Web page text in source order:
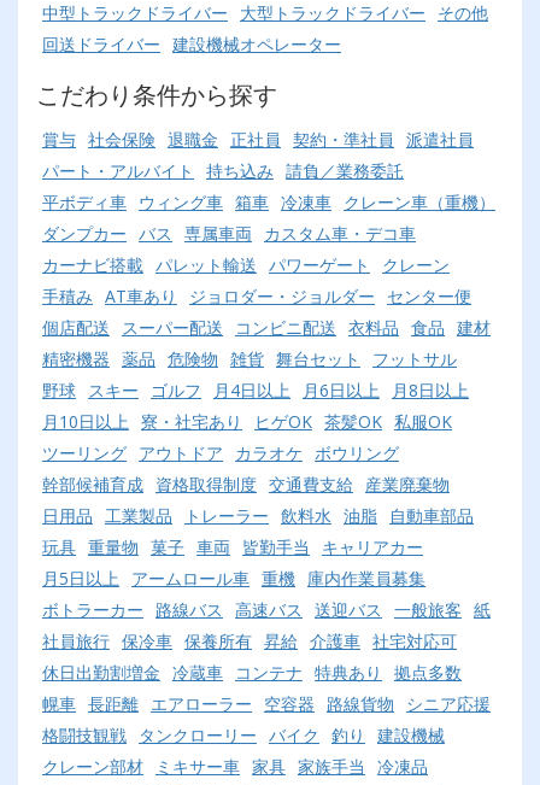
中型トラックドライバー 大型トラックドライバー
その他
回送ドライバー 建設機械オペレーター
こだわり条件から探す
賞与 社会保険 退職金 正社員 契約・準社員
派遣社員
パート・アルバイト
持ち込み 請負／業務委託
平ボディ車 ウィング車 箱車 冷凍車 クレーン車（重機）
ダンプカー バス 専属車両
カスタム車・デコ車
カーナビ搭載 パレット輸送 パワーゲート
クレーン
手積み AT車あり ジョロダー・ジョルダー
センター便
個店配送
スーパー配送 コンビニ配送 衣料品 食品 建材
精密機器 薬品 危険物 雑貨 舞台セット
フットサル
野球 スキー ゴルフ 月4日以上 月6日以上
月8日以上
月10日以上 寮・社宅あり ヒゲOK 茶髪OK 私服OK
ツーリング アウトドア カラオケ ボウリング
幹部候補育成 資格取得制度 交通費支給
産業廃棄物
日用品 工業製品 トレーラー 飲料水 油脂
自動車部品
玩具 重量物 菓子 車両 皆勤手当
キャリアカー
月5日以上 アームロール車 重機 庫内作業員募集
ボトラーカー
路線バス 高速バス 送迎バス 一般旅客 紙
社員旅行 保冷車 保養所有 昇給 介護車 社宅対応可
休日出勤割増金 冷蔵車 コンテナ 特典あり
拠点多数
幌車 長距離 エアローラー 空容器 路線貨物
シニア応援
格闘技観戦
タンクローリー バイク 釣り
建設機械
クレーン部材
ミキサー車 家具 家族手当
冷凍品